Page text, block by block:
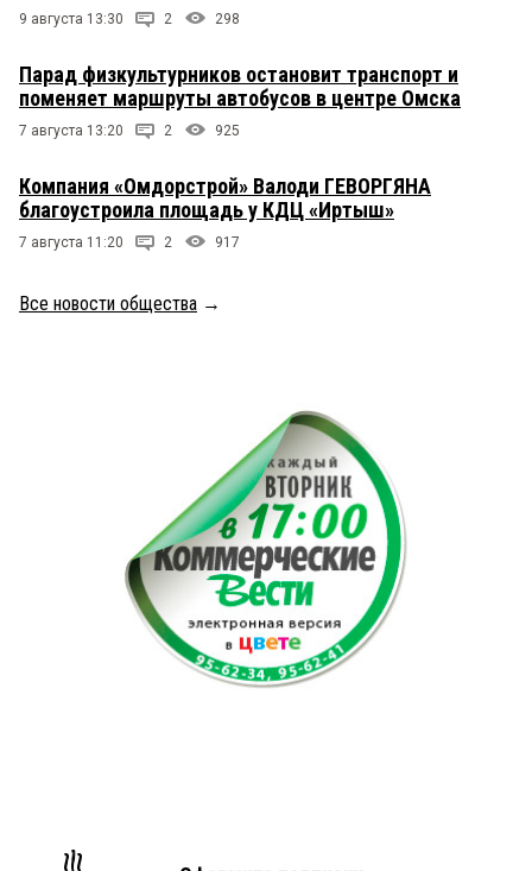
9 августа 13:30 2 298
Парад физкультурников остановит транспорт и
поменяет маршруты автобусов в центре Омска
7 августа 13:20 2 925
Компания «Омдорстрой» Валоди ГЕВОРГЯНА
благоустроила площадь у КДЦ «Иртыш»
7 августа 11:20 2 917
Все новости общества →